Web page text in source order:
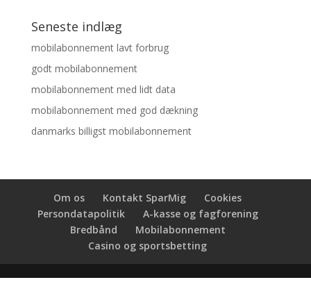
Seneste indlæg
mobilabonnement lavt forbrug
godt mobilabonnement
mobilabonnement med lidt data
mobilabonnement med god dækning
danmarks billigst mobilabonnement
Om os Kontakt SparMig
Cookies
Persondatapolitik
A-kasse og fagforening
Bredbånd
Mobilabonnement
Casino og sportsbetting